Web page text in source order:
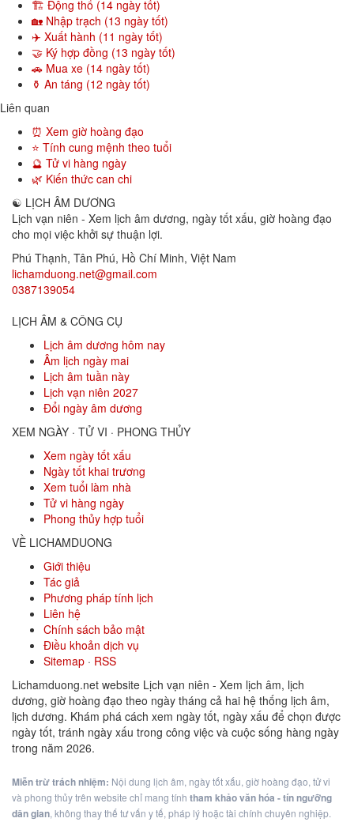
🏗️ Động thổ (14 ngày tốt)
🏡 Nhập trạch (13 ngày tốt)
✈️ Xuất hành (11 ngày tốt)
🤝 Ký hợp đồng (13 ngày tốt)
🚗 Mua xe (14 ngày tốt)
⚱️ An táng (12 ngày tốt)
Liên quan
⏰ Xem giờ hoàng đạo
⭐ Tính cung mệnh theo tuổi
🔮 Tử vi hàng ngày
🌿 Kiến thức can chi
☯ LỊCH ÂM DƯƠNG
Lịch vạn niên - Xem lịch âm dương, ngày tốt xấu, giờ hoàng đạo
cho mọi việc khởi sự thuận lợi.
Phú Thạnh, Tân Phú, Hồ Chí Minh, Việt Nam
lichamduong.net@gmail.com
0387139054
LỊCH ÂM & CÔNG CỤ
Lịch âm dương hôm nay
Âm lịch ngày mai
Lịch âm tuần này
Lịch vạn niên 2027
Đổi ngày âm dương
XEM NGÀY · TỬ VI · PHONG THỦY
Xem ngày tốt xấu
Ngày tốt khai trương
Xem tuổi làm nhà
Tử vi hàng ngày
Phong thủy hợp tuổi
VỀ LICHAMDUONG
Giới thiệu
Tác giả
Phương pháp tính lịch
Liên hệ
Chính sách bảo mật
Điều khoản dịch vụ
Sitemap · RSS
Lichamduong.net website Lịch vạn niên - Xem lịch âm, lịch
dương, giờ hoàng đạo theo ngày tháng cả hai hệ thống lịch âm,
lịch dương. Khám phá cách xem ngày tốt, ngày xấu để chọn được
ngày tốt, tránh ngày xấu trong công việc và cuộc sống hàng ngày
trong năm 2026.
Miễn trừ trách nhiệm: Nội dung lịch âm, ngày tốt xấu, giờ hoàng đạo, tử vi
và phong thủy trên website chỉ mang tính tham khảo văn hóa - tín ngưỡng
dân gian, không thay thế tư vấn y tế, pháp lý hoặc tài chính chuyên nghiệp.